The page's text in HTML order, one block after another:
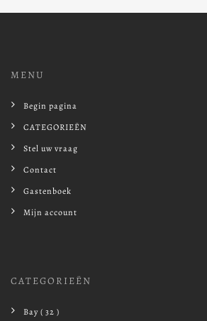
MENU
Begin pagina
CATEGORIEËN
Stel uw vraag
Contact
Gastenboek
Mijn account
CATEGORIEËN
Bay ( 32 )